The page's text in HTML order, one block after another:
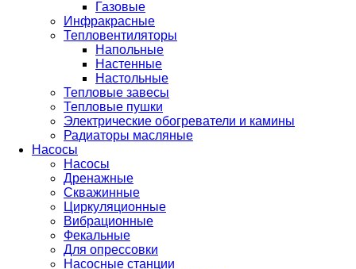
Газовые
Инфракрасные
Тепловентиляторы
Напольные
Настенные
Настольные
Тепловые завесы
Тепловые пушки
Электрические обогреватели и камины
Радиаторы масляные
Насосы
Насосы
Дренажные
Скважинные
Циркуляционные
Вибрационные
Фекальные
Для опрессовки
Насосные станции